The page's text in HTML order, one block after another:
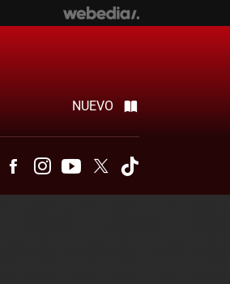
NUEVO
TelegramFacebookInstagramYoutubeTwitter